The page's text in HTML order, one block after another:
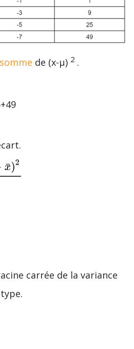
somme de (x-µ) 2 .
carrée de la variance